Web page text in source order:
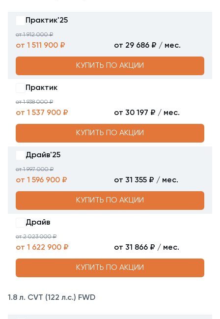
Практик'25
от 1 912 000 ₽
от 1 511 900 ₽ от 29 686 ₽ / мес.
КУПИТЬ ПО АКЦИИ
Практик
от 1 938 000 ₽
от 1 537 900 ₽ от 30 197 ₽ / мес.
КУПИТЬ ПО АКЦИИ
Драйв'25
от 1 997 000 ₽
от 1 596 900 ₽ от 31 355 ₽ / мес.
КУПИТЬ ПО АКЦИИ
Драйв
от 2 023 000 ₽
от 1 622 900 ₽ от 31 866 ₽ / мес.
КУПИТЬ ПО АКЦИИ
1.8 л. CVT (122 л.с.) FWD